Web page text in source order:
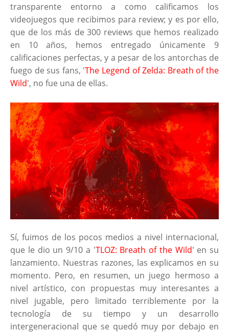
transparente entorno a como calificamos los
videojuegos que recibimos para review; y es por ello,
que de los más de 300 reviews que hemos realizado
en 10 años, hemos entregado únicamente 9
calificaciones perfectas, y a pesar de los antorchas de
fuego de sus fans, 'The Legend of Zelda: Breath of the
Wild', no fue una de ellas.
Sí, fuimos de los pocos medios a nivel internacional,
que le dio un 9/10 a 'TLOZ: Breath of the Wild' en su
lanzamiento. Nuestras razones, las explicamos en su
momento. Pero, en resumen, un juego hermoso a
nivel artístico, con propuestas muy interesantes a
nivel jugable, pero limitado terriblemente por la
tecnología de su tiempo y un desarrollo
intergeneracional que se quedó muy por debajo en